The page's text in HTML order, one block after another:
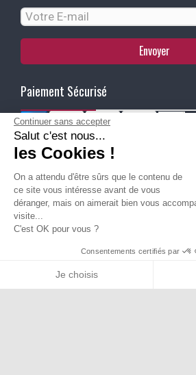
Besoin d'aide pour choisir
taille ou une pointure ?
Envoyer
Paiement Sécurisé
Ma Livraison
Continuer sans accepter
Salut c'est nous...
les Cookies !
On a attendu d'être sûrs que le contenu de
ce site vous intéresse avant de vous
déranger, mais on aimerait bien vous
visite...
C'est OK pour vous ?
Consentements certifiés par
Je choisis